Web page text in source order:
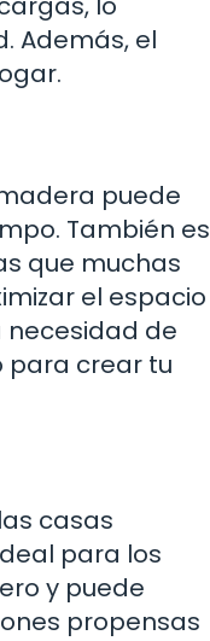
Además, el
puede
También es
que muchas
el espacio
necesidad de
para crear tu
casas
para los
y puede
propensas